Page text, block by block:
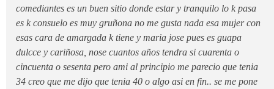
comediantes es un buen sitio donde estar y tranquilo lo k pasa
es k consuelo es muy gruñona no me gusta nada esa mujer con
esas cara de amargada k tiene y maria jose pues es guapa
dulcce y cariñosa, nose cuantos años tendra si cuarenta o
cincuenta o sesenta pero ami al principio me parecio que tenia
34 creo que me dijo que tenia 40 o algo asi en fin.. se me pone